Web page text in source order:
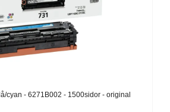
cyan - 6271B002 - 1500sidor - original